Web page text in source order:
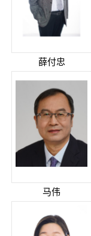
薛付忠
马伟